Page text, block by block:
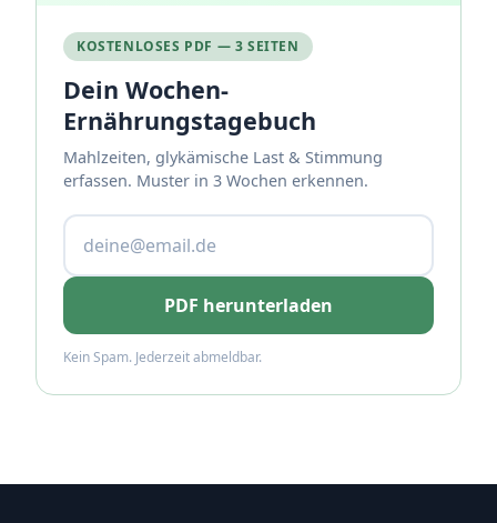
KOSTENLOSES PDF — 3 SEITEN
Dein Wochen-
Ernährungstagebuch
Mahlzeiten, glykämische Last & Stimmung
erfassen. Muster in 3 Wochen erkennen.
PDF herunterladen
Kein Spam. Jederzeit abmeldbar.